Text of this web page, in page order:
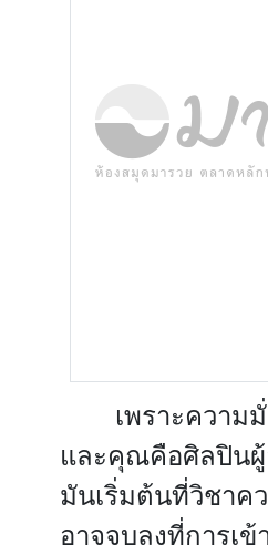
เพราะความ
และคุณคือศิลปิน
มันเริ่มต้นที่วิชาค
อาจจบลงที่การเ